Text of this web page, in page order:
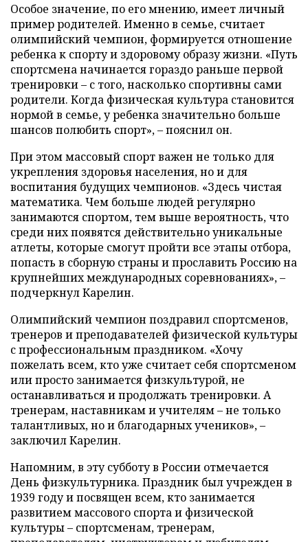
Особое значение, по его мнению, имеет личный
пример родителей. Именно в семье, считает
олимпийский чемпион, формируется отношение
ребенка к спорту и здоровому образу жизни. «Путь
спортсмена начинается гораздо раньше первой
тренировки – с того, насколько спортивны сами
родители. Когда физическая культура становится
нормой в семье, у ребенка значительно больше
шансов полюбить спорт», – пояснил он.
При этом массовый спорт важен не только для
укрепления здоровья населения, но и для
воспитания будущих чемпионов. «Здесь чистая
математика. Чем больше людей регулярно
занимаются спортом, тем выше вероятность, что
среди них появятся действительно уникальные
атлеты, которые смогут пройти все этапы отбора,
попасть в сборную страны и прославить Россию на
крупнейших международных соревнованиях», –
подчеркнул Карелин.
Олимпийский чемпион поздравил спортсменов,
тренеров и преподавателей физической культуры
с профессиональным праздником. «Хочу
пожелать всем, кто уже считает себя спортсменом
или просто занимается физкультурой, не
останавливаться и продолжать тренировки. А
тренерам, наставникам и учителям – не только
талантливых, но и благодарных учеников», –
заключил Карелин.
Напомним, в эту субботу в России отмечается
День физкультурника. Праздник был учрежден в
1939 году и посвящен всем, кто занимается
развитием массового спорта и физической
культуры – спортсменам, тренерам,